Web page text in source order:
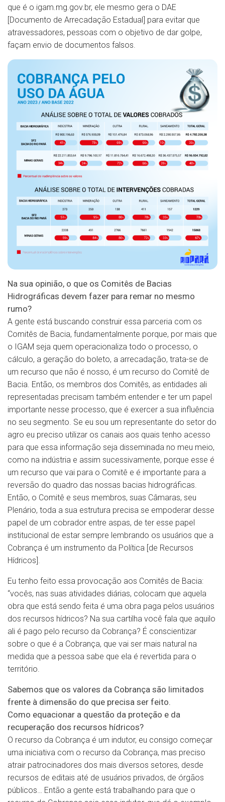
que é o igam.mg.gov.br, ele mesmo gera o DAE
[Documento de Arrecadação Estadual] para evitar que
atravessadores, pessoas com o objetivo de dar golpe,
façam envio de documentos falsos.
Na sua opinião, o que os Comitês de Bacias
Hidrográficas devem fazer para remar no mesmo
rumo?
A gente está buscando construir essa parceria com os
Comitês de Bacia, fundamentalmente porque, por mais que
o IGAM seja quem operacionaliza todo o processo, o
cálculo, a geração do boleto, a arrecadação, trata-se de
um recurso que não é nosso, é um recurso do Comitê de
Bacia. Então, os membros dos Comitês, as entidades ali
representadas precisam também entender e ter um papel
importante nesse processo, que é exercer a sua influência
no seu segmento. Se eu sou um representante do setor do
agro eu preciso utilizar os canais aos quais tenho acesso
para que essa informação seja disseminada no meu meio,
como na indústria e assim sucessivamente, porque esse é
um recurso que vai para o Comitê e é importante para a
reversão do quadro das nossas bacias hidrográficas.
Então, o Comitê e seus membros, suas Câmaras, seu
Plenário, toda a sua estrutura precisa se empoderar desse
papel de um cobrador entre aspas, de ter esse papel
institucional de estar sempre lembrando os usuários que a
Cobrança é um instrumento da Política [de Recursos
Hídricos].
Eu tenho feito essa provocação aos Comitês de Bacia:
“vocês, nas suas atividades diárias, colocam que aquela
obra que está sendo feita é uma obra paga pelos usuários
dos recursos hídricos? Na sua cartilha você fala que aquilo
ali é pago pelo recurso da Cobrança? É conscientizar
sobre o que é a Cobrança, que vai ser mais natural na
medida que a pessoa sabe que ela é revertida para o
território.
Sabemos que os valores da Cobrança são limitados
frente à dimensão do que precisa ser feito.
Como equacionar a questão da proteção e da
recuperação dos recursos hídricos?
O recurso da Cobrança é um indutor, eu consigo começar
uma iniciativa com o recurso da Cobrança, mas preciso
atrair patrocinadores dos mais diversos setores, desde
recursos de editais até de usuários privados, de órgãos
públicos… Então a gente está trabalhando para que o